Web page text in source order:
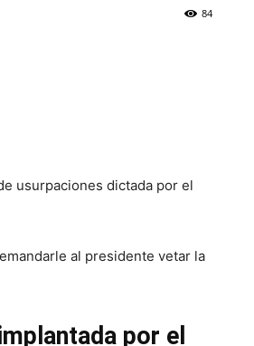
84
usurpaciones dictada por el
al presidente vetar la
por el